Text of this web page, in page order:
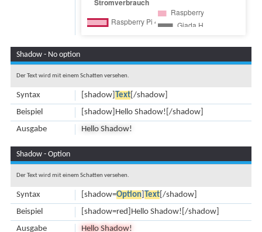
Shadow - No option
Der Text wird mit einem Schatten versehen.
[shadow] Text[/shadow]
Syntax
[shadow]Hello Shadow![/shadow]
Beispiel
Hello Shadow!
Ausgabe
Shadow - Option
Der Text wird mit einem Schatten versehen.
[shadow=Option] Text[/shadow]
Syntax
[shadow=red]Hello Shadow![/shadow]
Beispiel
Hello Shadow!
Ausgabe